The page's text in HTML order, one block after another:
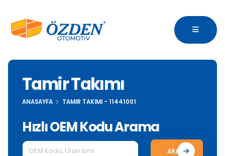
Tamir Takımı
ANASAYFA TAMIR TAKIMI - 11441001
Hızlı OEM Kodu Arama
ARA